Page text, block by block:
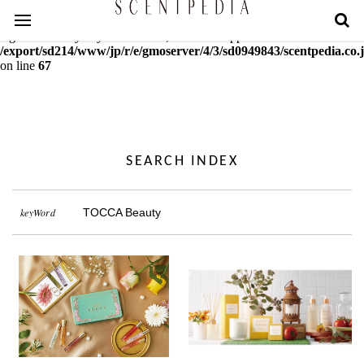
Warning
: mcrypt_decrypt(): Key of size 18 not supported by this
/export/sd214/www/jp/r/e/gmoserver/4/3/sd0949843/
on line 67
SEARCH INDEX
keyWord TOCCA Beauty